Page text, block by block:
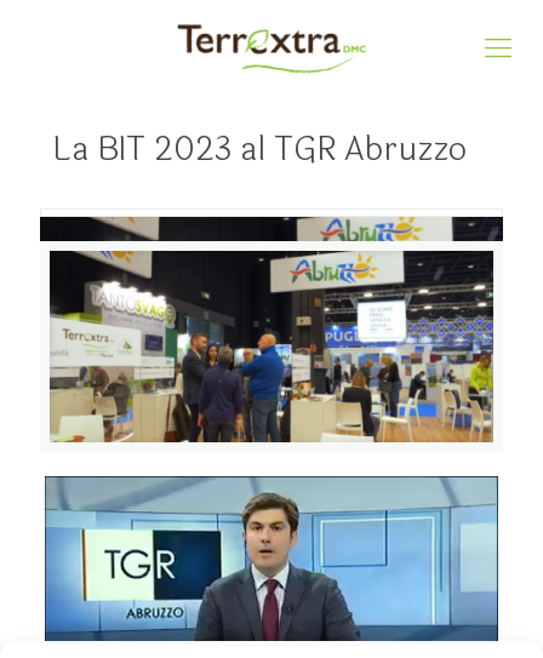
La BIT 2023 al TGR Abruzzo